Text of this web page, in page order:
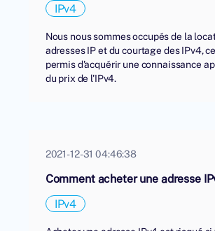
IPv4
Nous nous sommes occupés de la
adresses IP et du courtage des IPv4,
permis d'acquérir une connaissance
du prix de l'IPv4.
2021-12-31 04:46:38
Comment acheter une adresse
IPv4